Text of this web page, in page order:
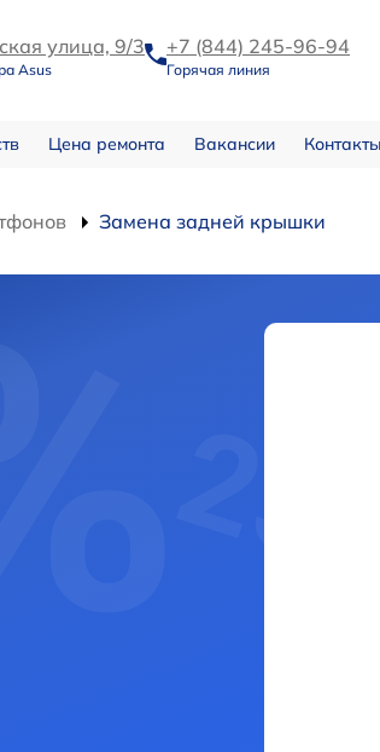
улица, 9/3
Asus
+7 (844) 245-96-94
Горячая линия
Цена ремонта Вакансии Контакты
Замена задней крышки